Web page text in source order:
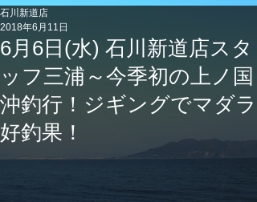
6月6日(水) 石川新道店スタ
ッフ三浦～今季初の上ノ国
沖釣行！ジギングでマダラ
好釣果！
石川新道店
2018年6月11日